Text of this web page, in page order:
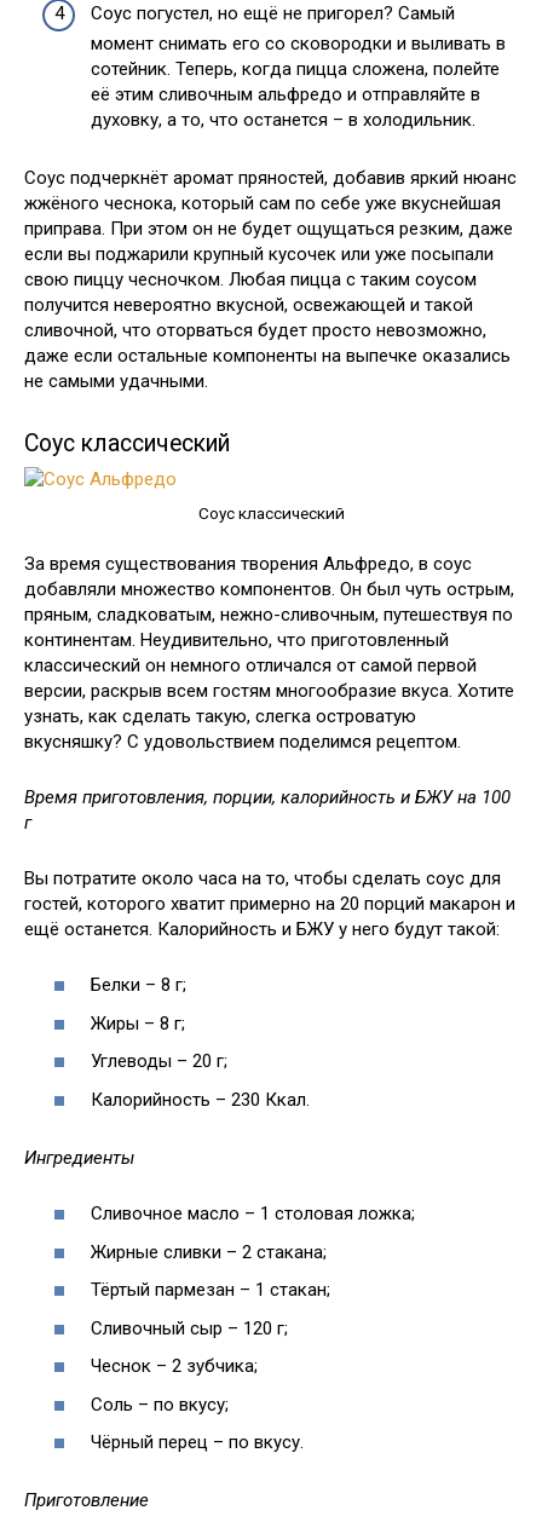
Соус погустел, но ещё не пригорел? Самый
момент снимать его со сковородки и выливать в
сотейник. Теперь, когда пицца сложена, полейте
её этим сливочным альфредо и отправляйте в
духовку, а то, что останется – в холодильник.
Соус подчеркнёт аромат пряностей, добавив яркий нюанс
жжёного чеснока, который сам по себе уже вкуснейшая
приправа. При этом он не будет ощущаться резким, даже
если вы поджарили крупный кусочек или уже посыпали
свою пиццу чесночком. Любая пицца с таким соусом
получится невероятно вкусной, освежающей и такой
сливочной, что оторваться будет просто невозможно,
даже если остальные компоненты на выпечке оказались
не самыми удачными.
Соус классический
Соус классический
За время существования творения Альфредо, в соус
добавляли множество компонентов. Он был чуть острым,
пряным, сладковатым, нежно-сливочным, путешествуя по
континентам. Неудивительно, что приготовленный
классический он немного отличался от самой первой
версии, раскрыв всем гостям многообразие вкуса. Хотите
узнать, как сделать такую, слегка островатую
вкусняшку? С удовольствием поделимся рецептом.
Время приготовления, порции, калорийность и БЖУ на 100
г
Вы потратите около часа на то, чтобы сделать соус для
гостей, которого хватит примерно на 20 порций макарон и
ещё останется. Калорийность и БЖУ у него будут такой:
Белки – 8 г;
Жиры – 8 г;
Углеводы – 20 г;
Калорийность – 230 Ккал.
Ингредиенты
Сливочное масло – 1 столовая ложка;
Жирные сливки – 2 стакана;
Тёртый пармезан – 1 стакан;
Сливочный сыр – 120 г;
Чеснок – 2 зубчика;
Соль – по вкусу;
Чёрный перец – по вкусу.
Приготовление